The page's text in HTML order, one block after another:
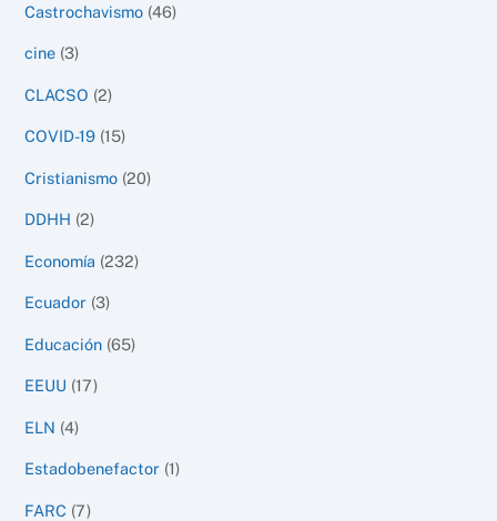
Castrochavismo (46)
cine (3)
CLACSO (2)
COVID-19 (15)
Cristianismo (20)
DDHH (2)
Economía (232)
Ecuador (3)
Educación (65)
EEUU (17)
ELN (4)
Estadobenefactor (1)
FARC (7)